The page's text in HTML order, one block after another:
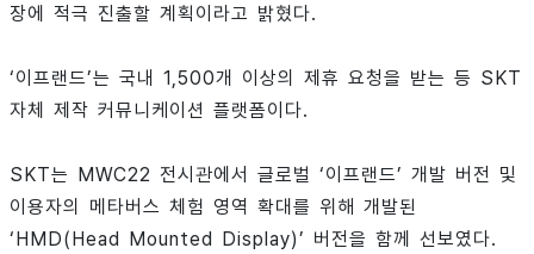
장에 적극 진출할 계획이라고 밝혔다.
‘이프랜드’는 국내 1,500개 이상의 제휴 요청을 받는 등 SKT
자체 제작 커뮤니케이션 플랫폼이다.
SKT는 MWC22 전시관에서 글로벌 ‘이프랜드’ 개발 버전 및
이용자의 메타버스 체험 영역 확대를 위해 개발된
‘HMD(Head Mounted Display)’ 버전을 함께 선보였다.